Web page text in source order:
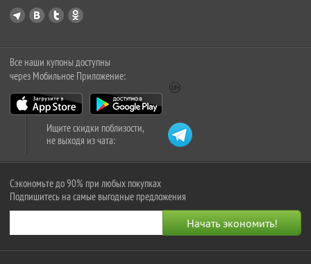
Все наши купоны доступны
через Мобильное Приложение:
Ищите скидки поблизости,
не выходя из чата:
Сэкономьте до 90% при любых покупках
Подпишитесь на самые выгодные предложения